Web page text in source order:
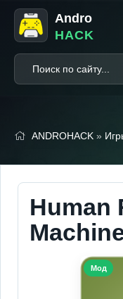
Andro
HACK
ANDROHACK »
Human
Мод